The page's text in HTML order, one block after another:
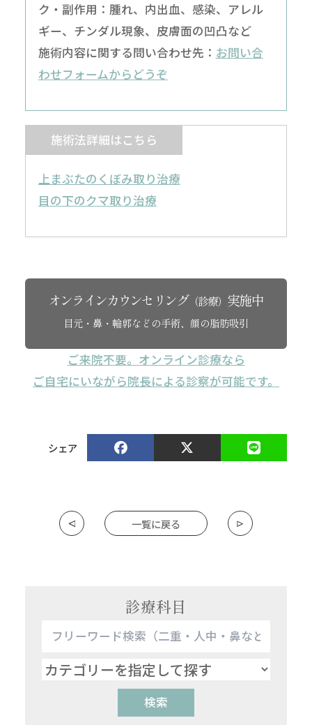
ク・副作用：腫れ、内出血、感染、アレル
ギー、チンダル現象、皮膚面の凹凸など
施術内容に関する問い合わせ先： お問い合
わせフォームからどうぞ
施術法詳細はこちら
上まぶたのくぼみ取り治療
目の下のクマ取り治療
オンラインカウンセリング（診療） 実施中
目元・鼻・輪郭などの手術、顔の脂肪吸引
ご来院不要。オンライン診療なら
ご自宅にいながら院長による診察が可能です。
シェア
一覧に戻る
診療科目
検索